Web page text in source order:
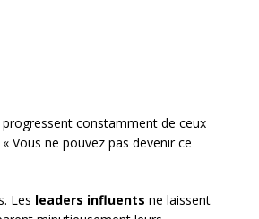
progressent constamment de ceux
Vous ne pouvez pas devenir ce
Les leaders influents ne laissent